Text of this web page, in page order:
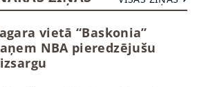
vietā “Baskonia”
NBA pieredzējušu